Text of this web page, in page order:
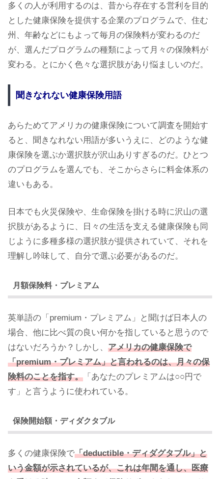
多くの人が利用するのは、昔から存在する営利を目的
とした健康保険を提供する企業のプログラムで、住む
州、年齢などにもよって毎月の保険料が変わるのだ
が、選んだプログラムの種類によって月々の保険料が
変わる。とにかく色々な選択肢があり悩ましいのだ。
聞きなれない健康保険用語
あらためてアメリカの健康保険について調査を開始す
ると、聞きなれない用語が多いうえに、どのような健
康保険を選ぶか選択肢が沢山ありすぎるのだ。ひとつ
のプログラムを選んでも、そこからさらに料金体系の
違いもある。
日本でも火災保険や、生命保険を掛ける時に沢山の選
択肢があるように、日々の生活を支える健康保険も同
じように多種多様の選択肢が提供されていて、それを
理解し吟味して、自分で選ぶ必要があるのだ。
月額保険料・プレミアム
英単語の「premium・プレミアム」と聞けば日本人の
場合、他に比べ質の良い何かを指していると思うので
はないだろうか？しかし、 アメリカの健康保険で
「premium・プレミアム」と言われるのは、月々の保
険料のことを指す。 「あなたのプレミアムは○○円で
す」と言うように使われている。
保険開始額・ディダクタブル
多くの健康保険で「deductible・ディダグタブル」と
いう金額が示されているが、これは年間を通し、医療